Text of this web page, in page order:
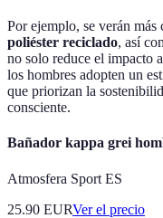
Por ejemplo, se verán más
poliéster reciclado, así
no solo reduce el impacto
los hombres adopten un
que priorizan la
consciente.
Bañador kappa grei
Atmosfera Sport ES
25.90 EURVer el precio